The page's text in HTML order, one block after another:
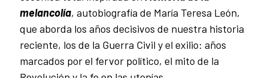
melancolía, autobiografía de María Teresa León,
que aborda los años decisivos de nuestra historia
reciente, los de la Guerra Civil y el exilio: años
marcados por el fervor político, el mito de la